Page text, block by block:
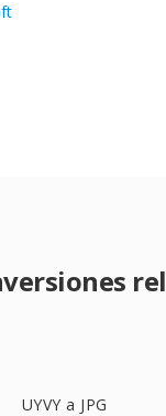
UYVY a JPG